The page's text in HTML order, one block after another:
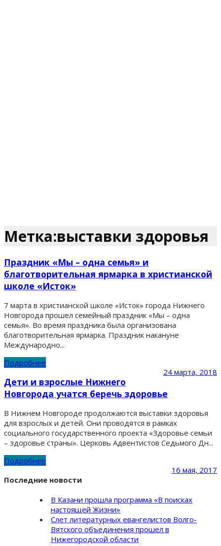
Метка:выставки здоровья
Праздник «Мы – одна семья» и
благотворительная ярмарка в христианской
школе «Исток»
7 марта в христианской школе «Исток» города Нижнего
Новгорода прошел семейный праздник «Мы – одна
семья». Во время праздника была организована
благотворительная ярмарка. Праздник накануне
Международно...
Подробнее
24 марта, 2018
Дети и взрослые Нижнего
Новгорода учатся беречь здоровье
В Нижнем Новгороде продолжаются выставки здоровья
для взрослых и детей. Они проводятся в рамках
социального государственного проекта «Здоровье семьи
– здоровье страны». Церковь Адвентистов Седьмого Дн...
Подробнее
16 мая, 2017
Последние новости
В Казани прошла программа «В поисках
настоящей Жизни»
Слет литературных евангелистов Волго-
Вятского объединения прошел в
Нижегородской области